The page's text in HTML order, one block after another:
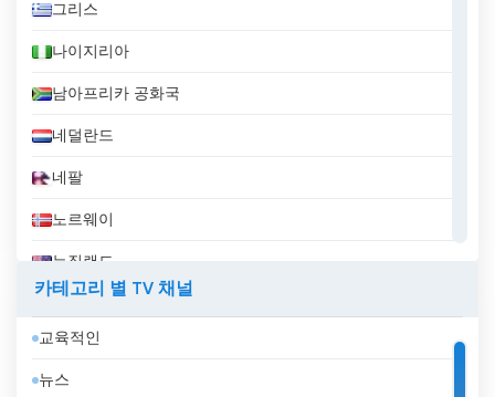
그리스
나이지리아
남아프리카 공화국
네덜란드
네팔
노르웨이
뉴질랜드
대한민국
덴마크
카테고리 별 TV 채널
교육적인
뉴스